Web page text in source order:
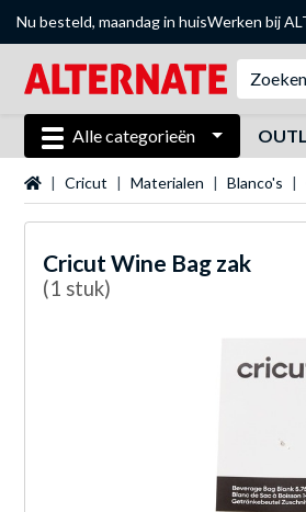
Nu besteld, maandag in huisWerken bij
Alle categorieën
Startpagina
Cricut Materialen Blanco's
Cricut Wine Bag zak
(1 stuk)